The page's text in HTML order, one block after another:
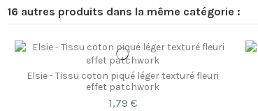
16 autres produits dans la même catégorie :
Elsie - Tissu coton piqué léger texturé fleuri
effet patchwork
1,79 €